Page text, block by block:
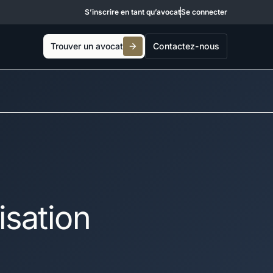
S’inscrire en tant qu’avocatSe connecter
Trouver un avocat Contactez-nous